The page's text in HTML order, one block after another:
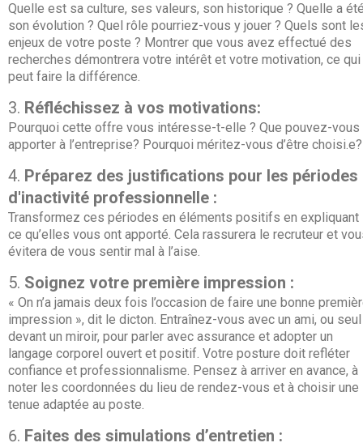
Quelle est sa culture, ses valeurs, son historique ? Quelle a
son évolution ? Quel rôle pourriez-vous y jouer ? Quels sont
enjeux de votre poste ? Montrer que vous avez effectué des
recherches démontrera votre intérêt et votre motivation, ce qui
peut faire la différence.
Réfléchissez à vos motivations:
Pourquoi cette offre vous intéresse-t-elle ? Que pouvez-vous
apporter à l’entreprise? Pourquoi méritez-vous d’être choisi.e?
Préparez des justifications pour les périodes
d'inactivité professionnelle :
Transformez ces périodes en éléments positifs en expliquant
ce qu’elles vous ont apporté. Cela rassurera le recruteur et
évitera de vous sentir mal à l’aise.
Soignez votre première impression :
« On n’a jamais deux fois l’occasion de faire une bonne
impression », dit le dicton. Entraînez-vous avec un ami, ou seul
devant un miroir, pour parler avec assurance et adopter un
langage corporel ouvert et positif. Votre posture doit refléter
confiance et professionnalisme. Pensez à arriver en avance, à
noter les coordonnées du lieu de rendez-vous et à choisir une
tenue adaptée au poste.
Faites des simulations d’entretien :